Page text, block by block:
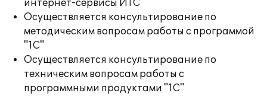
интернет-сервисы ИТС
Осуществляется консультирование по
методическим вопросам работы с программой
"1С"
Осуществляется консультирование по
техническим вопросам работы с
программными продуктами "1С"